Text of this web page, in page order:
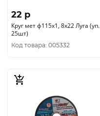
22 p
Круг мет ф115х1, 8х22 Луга (уп.
25шт)
Код товара: 005332